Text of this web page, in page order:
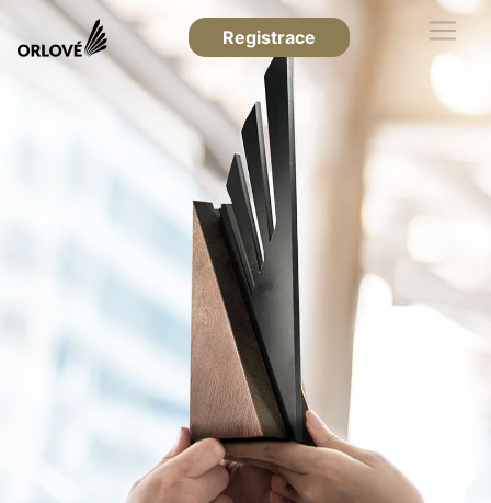
Registrace